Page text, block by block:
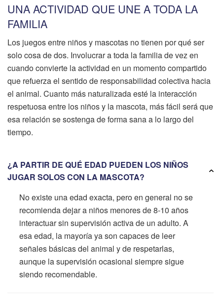
UNA ACTIVIDAD QUE UNE A TODA LA
FAMILIA
Los juegos entre niños y mascotas no tienen por qué ser
solo cosa de dos. Involucrar a toda la familia de vez en
cuando convierte la actividad en un momento compartido
que refuerza el sentido de responsabilidad colectiva hacia
el animal. Cuanto más naturalizada esté la interacción
respetuosa entre los niños y la mascota, más fácil será que
esa relación se sostenga de forma sana a lo largo del
tiempo.
¿A PARTIR DE QUÉ EDAD PUEDEN LOS NIÑOS
JUGAR SOLOS CON LA MASCOTA?
No existe una edad exacta, pero en general no se
recomienda dejar a niños menores de 8-10 años
interactuar sin supervisión activa de un adulto. A
esa edad, la mayoría ya son capaces de leer
señales básicas del animal y de respetarlas,
aunque la supervisión ocasional siempre sigue
siendo recomendable.